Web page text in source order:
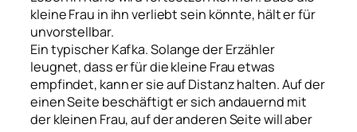
kleine Frau in ihn verliebt sein könnte, hält er für
unvorstellbar.
Ein typischer Kafka.Solange der Erzähler
leugnet, dass er für die kleine Frau etwas
empfindet, kann er sie auf Distanz halten. Auf der
einen Seite beschäftigt er sich andauernd mit
der kleinen Frau, auf der anderen Seite will aber